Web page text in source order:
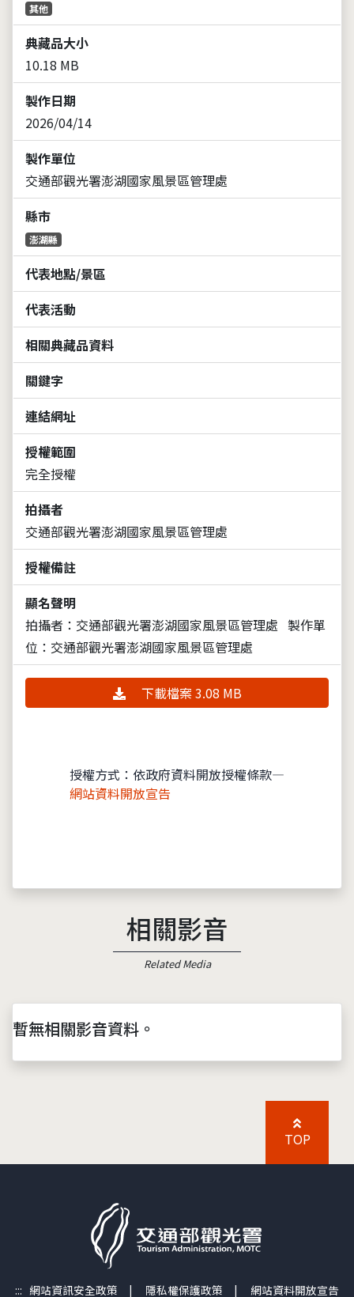
其他
典藏品大小
10.18 MB
製作日期
2026/04/14
製作單位
交通部觀光署澎湖國家風景區管理處
縣市
澎湖縣
代表地點/景區
代表活動
相關典藏品資料
關鍵字
連結網址
授權範圍
完全授權
拍攝者
交通部觀光署澎湖國家風景區管理處
授權備註
顯名聲明
拍攝者：交通部觀光署澎湖國家風景區管理處 製作單
位：交通部觀光署澎湖國家風景區管理處
下載檔案 3.08 MB
授權方式：依政府資料開放授權條款—
網站資料開放宣告
相關影音
Related Media
暫無相關影音資料。
TOP
::: 網站資訊安全政策 | 隱私權保護政策 | 網站資料開放宣告